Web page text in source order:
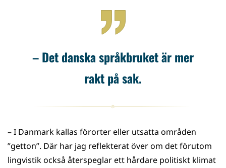
– Det danska språkbruket är mer
rakt på sak.
– I Danmark kallas förorter eller utsatta områden
”getton”. Där har jag reflekterat över om det förutom
lingvistik också återspeglar ett hårdare politiskt klimat